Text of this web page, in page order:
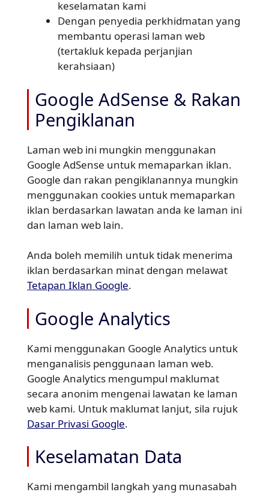
keselamatan kami
Dengan penyedia perkhidmatan yang
membantu operasi laman web
(tertakluk kepada perjanjian
kerahsiaan)
Google AdSense & Rakan
Pengiklanan
Laman web ini mungkin menggunakan
Google AdSense untuk memaparkan iklan.
Google dan rakan pengiklanannya mungkin
menggunakan cookies untuk memaparkan
iklan berdasarkan lawatan anda ke laman ini
dan laman web lain.
Anda boleh memilih untuk tidak menerima
iklan berdasarkan minat dengan melawat
Tetapan Iklan Google.
Google Analytics
Kami menggunakan Google Analytics untuk
menganalisis penggunaan laman web.
Google Analytics mengumpul maklumat
secara anonim mengenai lawatan ke laman
web kami. Untuk maklumat lanjut, sila rujuk
Dasar Privasi Google.
Keselamatan Data
Kami mengambil langkah yang munasabah